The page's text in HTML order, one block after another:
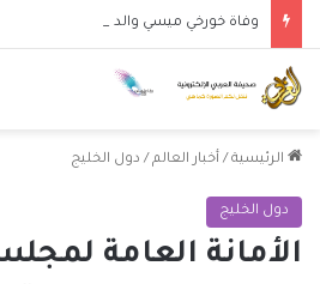
وفاة خورخي ميسي والد النجم الأرجنتيني
الرئيسية / أخبار العالم / دول الخليج
دول الخليج
الأمانة العامة